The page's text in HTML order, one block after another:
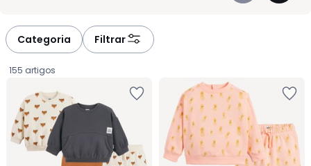
Categoria Filtrar
155 artigos